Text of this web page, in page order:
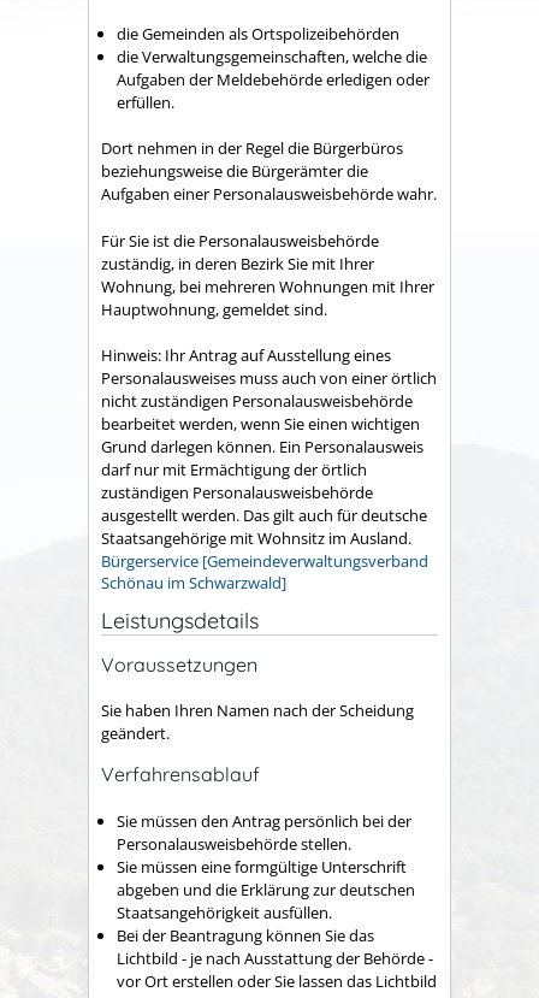
die Gemeinden als Ortspolizeibehörden
die Verwaltungsgemeinschaften,welche die
Aufgaben der Meldebehörde erledigen oder
erfüllen.
Dort nehmen in der Regel die Bürgerbüros
beziehungsweise die Bürgerämter die
Aufgaben einer Personalausweisbehörde wahr.
Für Sie ist die Personalausweisbehörde
zuständig, in deren Bezirk Sie mit Ihrer
Wohnung, bei mehreren Wohnungen mit Ihrer
Hauptwohnung, gemeldet sind.
Hinweis: Ihr Antrag auf Ausstellung eines
Personalausweises muss auch von einer örtlich
nicht zuständigen Personalausweisbehörde
bearbeitet werden, wenn Sie einen wichtigen
Grund darlegen können. Ein Personalausweis
darf nur mit Ermächtigung der örtlich
zuständigen Personalausweisbehörde
ausgestellt werden. Das gilt auch für deutsche
Staatsangehörige mit Wohnsitz im Ausland.
Bürgerservice [Gemeindeverwaltungsverband
Schönau im Schwarzwald]
Leistungsdetails
Voraussetzungen
Sie haben Ihren Namen nach der Scheidung
geändert.
Verfahrensablauf
Sie müssen den Antrag persönlich bei der
Personalausweisbehörde stellen.
Sie müssen eine formgültige Unterschrift
abgeben und die Erklärung zur deutschen
Staatsangehörigkeit ausfüllen.
Bei der Beantragung können Siedas
Lichtbild - je nach Ausstattung der Behörde -
vor Ort erstellen oder Sie lassen das Lichtbild